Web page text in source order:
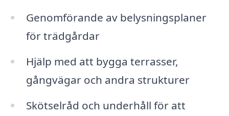
Genomförande av belysningsplaner
för trädgårdar
Hjälp med att bygga terrasser,
gångvägar och andra strukturer
Skötselråd och underhåll för att